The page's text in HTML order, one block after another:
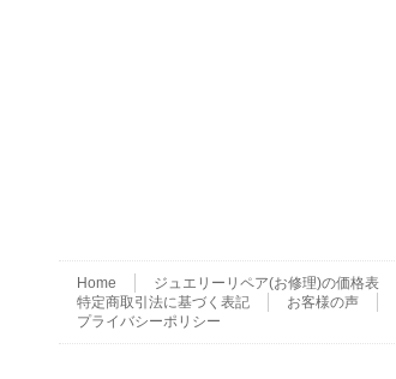
Home ジュエリーリペア(お修理)の価格表
特定商取引法に基づく表記
プライバシーポリシー
お客様の声